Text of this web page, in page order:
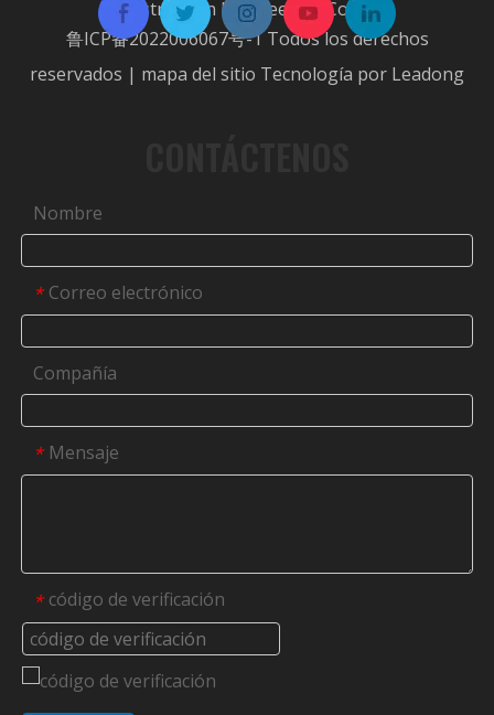
Construction Engineering Co.,Ltd.
鲁ICP备2022006067号-1Todos los derechos
reservados | mapa del sitio Tecnología por Leadong
Nombre
* Correo electrónico
Compañía
* Mensaje
* código de verificación